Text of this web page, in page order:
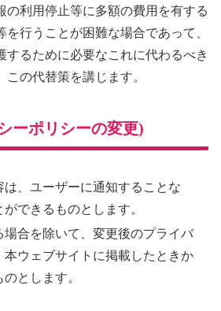
の利用停止等に多額の費用を有する
行うことが困難な場合であって、
するために必要なこれに代わるべき
の代替策を講じます。
ーポリシーの変更)
は、ユーザーに通知することな
できるものとします。
場合を除いて、変更後のプライバ
本ウェブサイトに掲載したときか
とします。